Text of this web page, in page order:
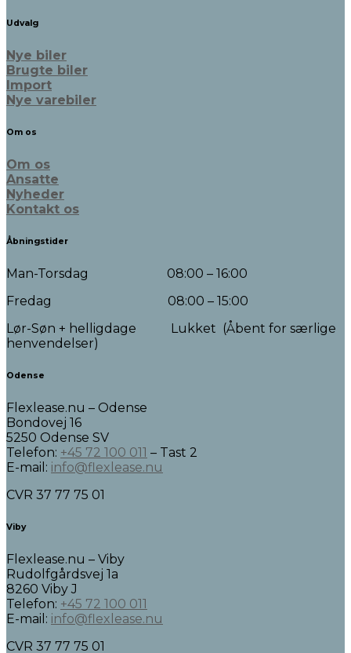
Udvalg
Nye biler
Brugte biler
Import
Nye varebiler
Om os
Om os
Ansatte
Nyheder
Kontakt os
Åbningstider
Man-Torsdag 08:00 – 16:00
Fredag 08:00 – 15:00
Lør-Søn + helligdage Lukket (Åbent for særlige
henvendelser)
Odense
Flexlease.nu – Odense
Bondovej 16
5250 Odense SV
Telefon: +45 72 100 011 – Tast 2
E-mail: info@flexlease.nu
CVR 37 77 75 01
Viby
Flexlease.nu – Viby
Rudolfgårdsvej 1a
8260 Viby J
Telefon: +45 72 100 011
E-mail: info@flexlease.nu
CVR 37 77 75 01